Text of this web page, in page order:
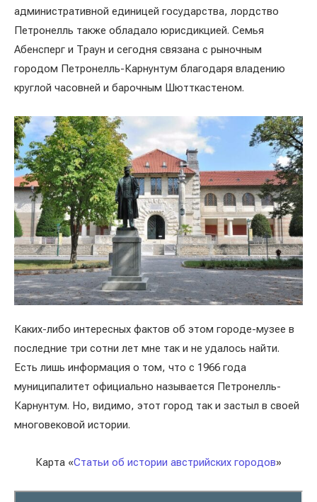
административной единицей государства, лордство
Петронелль также обладало юрисдикцией. Семья
Абенсперг и Траун и сегодня связана с рыночным
городом Петронелль-Карнунтум благодаря владению
круглой часовней и барочным Шютткастеном.
Каких-либо интересных фактов об этом городе-музее в
последние три сотни лет мне так и не удалось найти.
Есть лишь информация о том, что с 1966 года
муниципалитет официально называется Петронелль-
Карнунтум. Но, видимо, этот город так и застыл в своей
многовековой истории.
Карта «Статьи об истории австрийских городов»